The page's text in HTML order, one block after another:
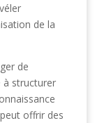
de la
de
à structurer
offrir des